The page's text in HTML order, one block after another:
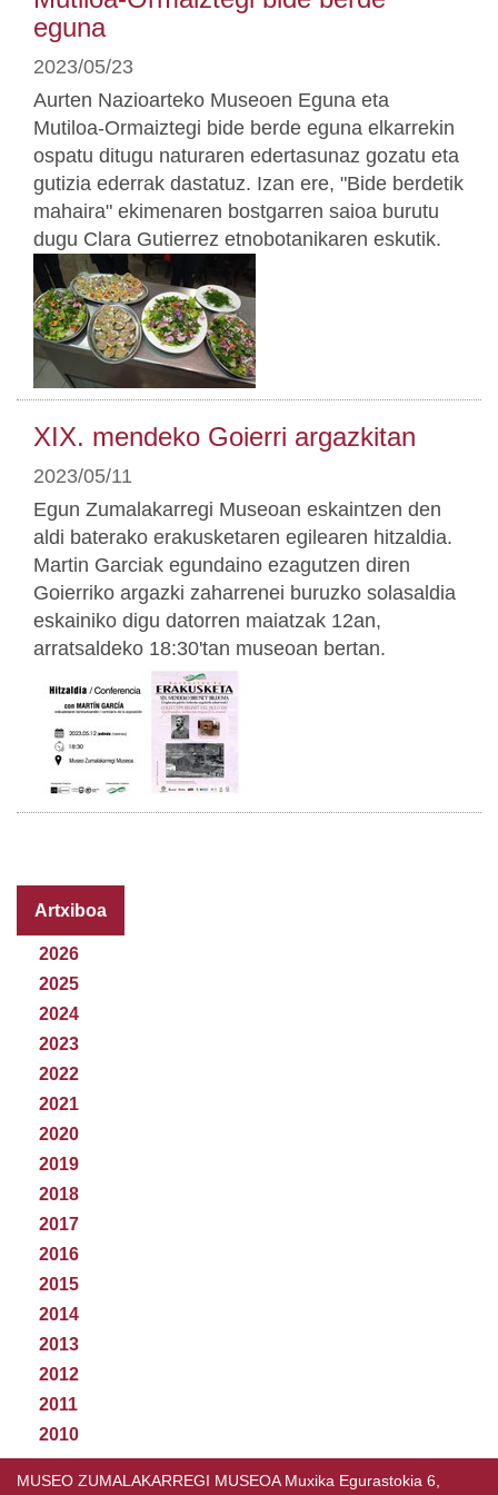
eguna
2023/05/23
Aurten Nazioarteko Museoen Eguna eta
Mutiloa-Ormaiztegi bide berde eguna elkarrekin
ospatu ditugu naturaren edertasunaz gozatu eta
gutizia ederrak dastatuz. Izan ere, "Bide berdetik
mahaira" ekimenaren bostgarren saioa burutu
dugu Clara Gutierrez etnobotanikaren eskutik.
XIX. mendeko Goierri argazkitan
2023/05/11
Egun Zumalakarregi Museoan eskaintzen den
aldi baterako erakusketaren egilearen hitzaldia.
Martin Garciak egundaino ezagutzen diren
Goierriko argazki zaharrenei buruzko solasaldia
eskainiko digu datorren maiatzak 12an,
arratsaldeko 18:30'tan museoan bertan.
Artxiboa
2026
2025
2024
2023
2022
2021
2020
2019
2018
2017
2016
2015
2014
2013
2012
2011
2010
MUSEO ZUMALAKARREGI MUSEOA Muxika Egurastokia 6,